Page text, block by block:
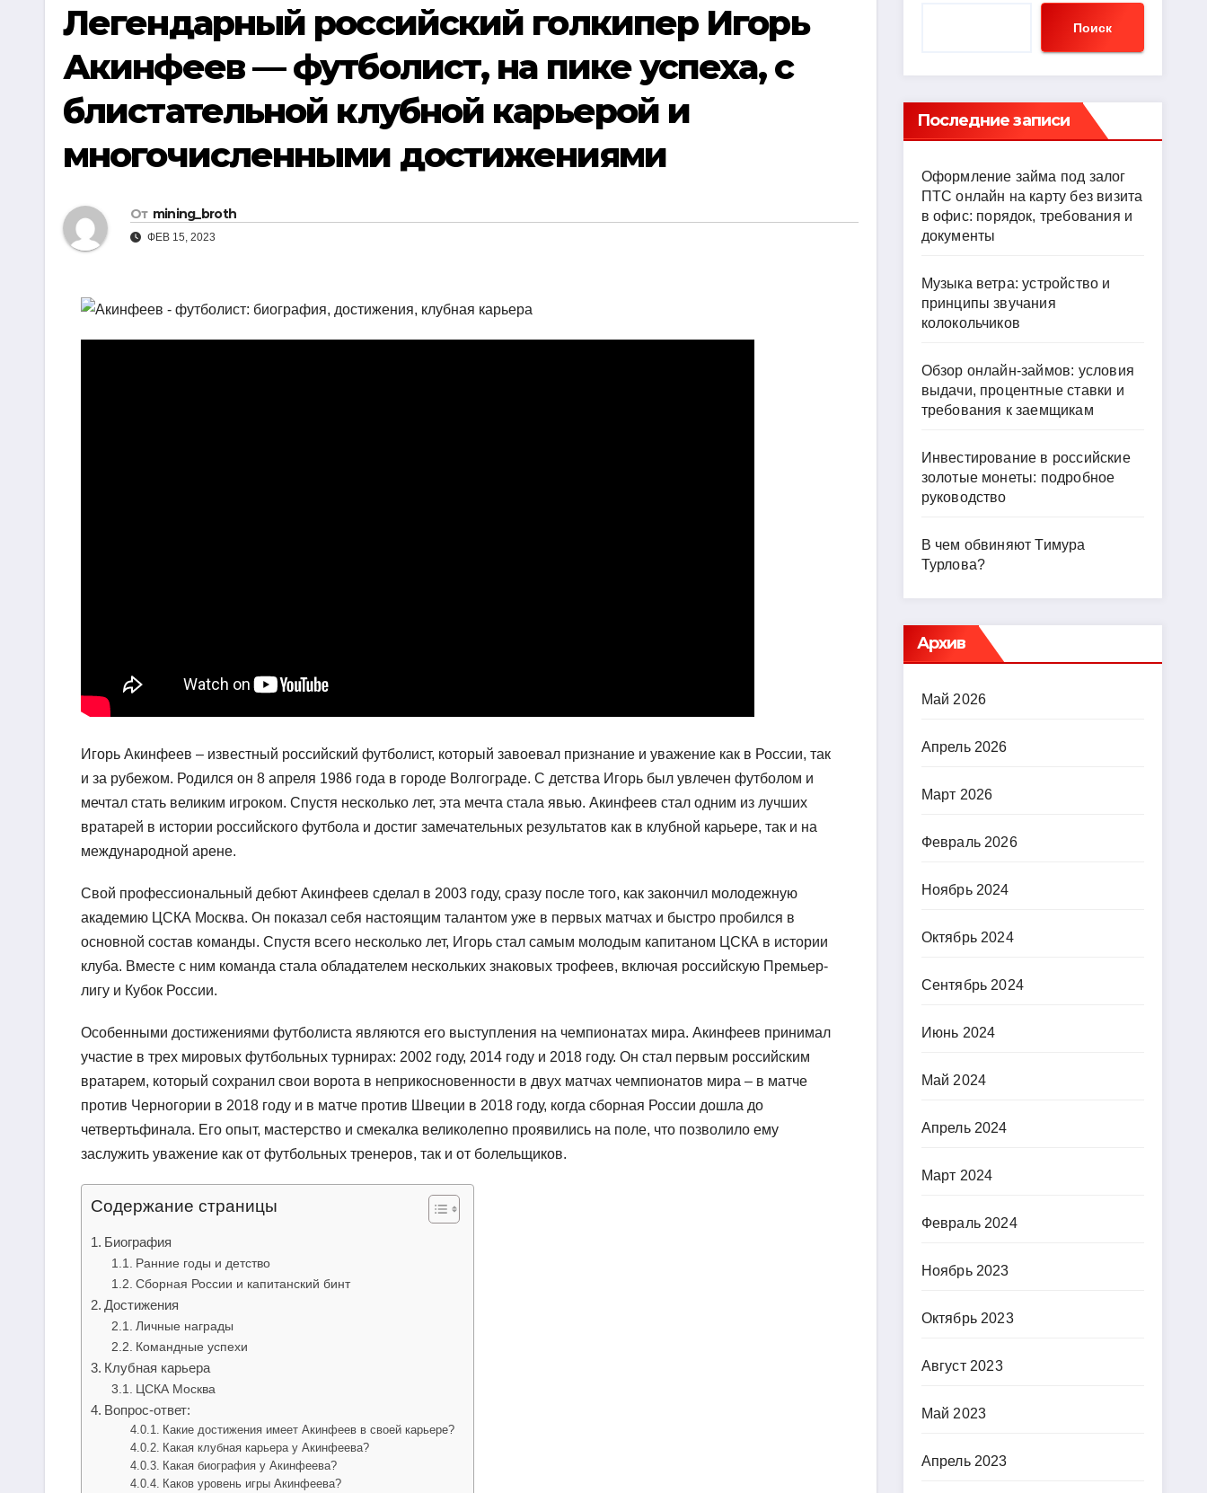
Легендарный российский голкипер Игорь
Акинфеев — футболист, на пике успеха, с
блистательной клубной карьерой и
многочисленными достижениями
От mining_broth
ФЕВ 15, 2023
Игорь Акинфеев – известный российский футболист, который завоевал признание и уважение как в России, так
и за рубежом. Родился он 8 апреля 1986 года в городе Волгограде. С детства Игорь был увлечен футболом и
мечтал стать великим игроком. Спустя несколько лет, эта мечта стала явью. Акинфеев стал одним из лучших
вратарей в истории российского футбола и достиг замечательных результатов как в клубной карьере, так и на
международной арене.
Свой профессиональный дебют Акинфеев сделал в 2003 году, сразу после того, как закончил молодежную
академию ЦСКА Москва. Он показал себя настоящим талантом уже в первых матчах и быстро пробился в
основной состав команды. Спустя всего несколько лет, Игорь стал самым молодым капитаном ЦСКА в истории
клуба. Вместе с ним команда стала обладателем нескольких знаковых трофеев, включая российскую Премьер-
лигу и Кубок России.
Особенными достижениями футболиста являются его выступления на чемпионатах мира. Акинфеев принимал
участие в трех мировых футбольных турнирах: 2002 году, 2014 году и 2018 году. Он стал первым российским
вратарем, который сохранил свои ворота в неприкосновенности в двух матчах чемпионатов мира – в матче
против Черногории в 2018 году и в матче против Швеции в 2018 году, когда сборная России дошла до
четвертьфинала. Его опыт, мастерство и смекалка великолепно проявились на поле, что позволило ему
заслужить уважение как от футбольных тренеров, так и от болельщиков.
Содержание страницы
Биография
Ранние годы и детство
Сборная России и капитанский бинт
Достижения
Личные награды
Командные успехи
Клубная карьера
ЦСКА Москва
Вопрос-ответ:
Какие достижения имеет Акинфеев в своей карьере?
Какая клубная карьера у Акинфеева?
Какая биография у Акинфеева?
Каков уровень игры Акинфеева?
Поиск
Последние записи
Оформление займа под залог
ПТС онлайн на карту без визита
в офис: порядок, требования и
документы
Музыка ветра: устройство и
принципы звучания
колокольчиков
Обзор онлайн-займов: условия
выдачи, процентные ставки и
требования к заемщикам
Инвестирование в российские
золотые монеты: подробное
руководство
В чем обвиняют Тимура
Турлова?
Архив
Май 2026
Апрель 2026
Март 2026
Февраль 2026
Ноябрь 2024
Октябрь 2024
Сентябрь 2024
Июнь 2024
Май 2024
Апрель 2024
Март 2024
Февраль 2024
Ноябрь 2023
Октябрь 2023
Август 2023
Май 2023
Апрель 2023